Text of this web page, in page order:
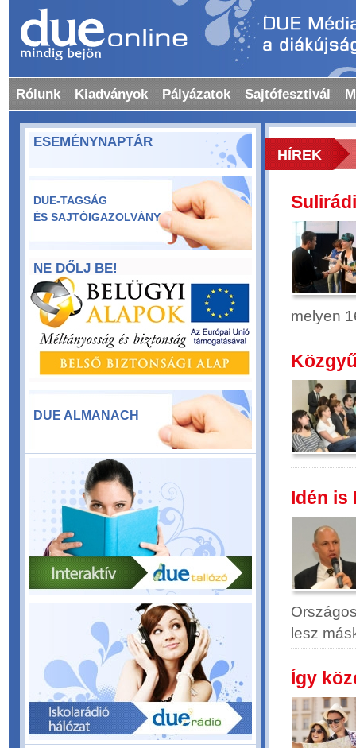
Rólunk Kiadványok Pályázatok Sajtófesztivál
ESEMÉNYNAPTÁR
DUE-TAGSÁG
ÉS SAJTÓIGAZOLVÁNY
NE DŐLJ BE!
DUE ALMANACH
HÍREK
melyen
Idén is
lesz
Így